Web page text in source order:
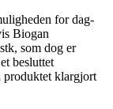
for dag-
Biogan
som dog er
besluttet
produktet klargjort